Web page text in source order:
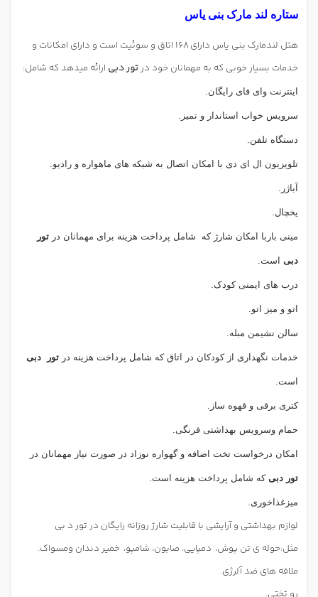
ستاره لند مارک بنی یاس
هتل لندمارک بنی یاس دارای 168 اتاق و سوئیت است و دارای امکانات و
خدمات بسیار خوبی که به مهمانان خود در تور دبی ارائه میدهد که شامل:
اینترنت وای فای رایگان.
سرویس خواب استاندار و تمیز.
دستگاه تلفن.
تلویزیون ال ای دی با امکان اتصال به شبکه های ماهواره و رادیو.
آباژر.
یخچال.
مینی باربا امکان شارژ که شامل پرداخت هزینه برای مهمانان در تور
دبی است.
درب های ایمنی کودک.
اتو و میز اتو.
سالن نشیمن مبله.
خدمات نگهداری از کودکان در اتاق که شامل پرداخت هزینه در تور دبی
است.
کتری برقی و قهوه ساز.
حمام وسرویس بهداشتی فرنگی.
امکان درخواست تخت اضافه و گهواره نوزاد در صورت نیاز مهمانان در
تور دبی که شامل پرداخت هزینه است.
میزغذاخوری.
لوازم بهداشتی و آرایشی با قابلیت شارژ روزانه رایگان در تور د بی
مثل:حوله ی تن پوش، دمپایی، صابون، شامپو، خمیر دندان ومسواک.
ملافه های ضد آلرژی.
رو تختی.